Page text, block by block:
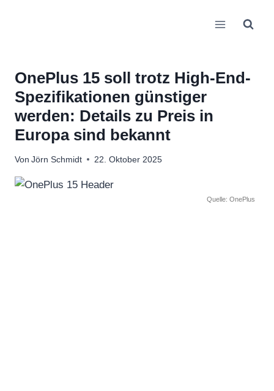
OnePlus 15 soll trotz High-End-
Spezifikationen günstiger
werden: Details zu Preis in
Europa sind bekannt
Von Jörn Schmidt 22. Oktober 2025
Quelle: OnePlus